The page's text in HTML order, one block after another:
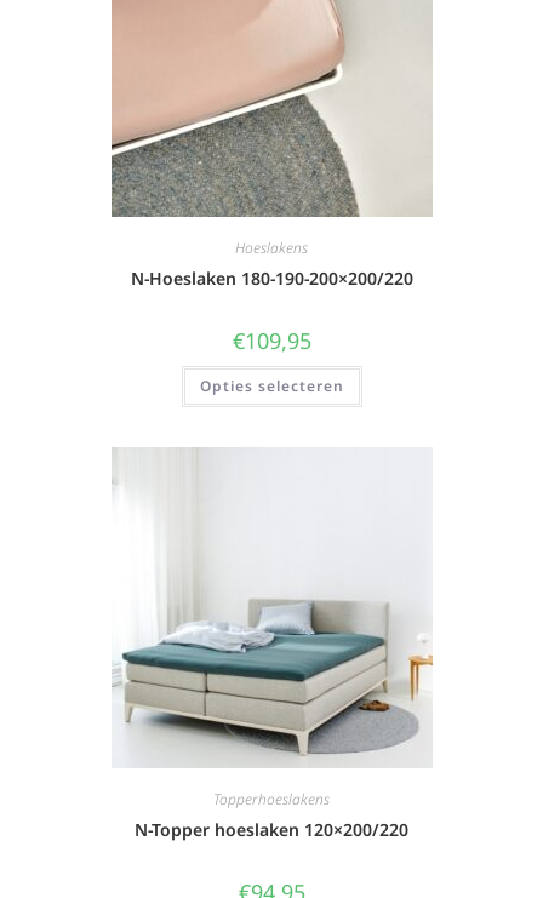
Hoeslakens
N-Hoeslaken 180-190-200×200/220
€109,95
Opties selecteren
Topperhoeslakens
N-Topper hoeslaken 120×200/220
€94,95